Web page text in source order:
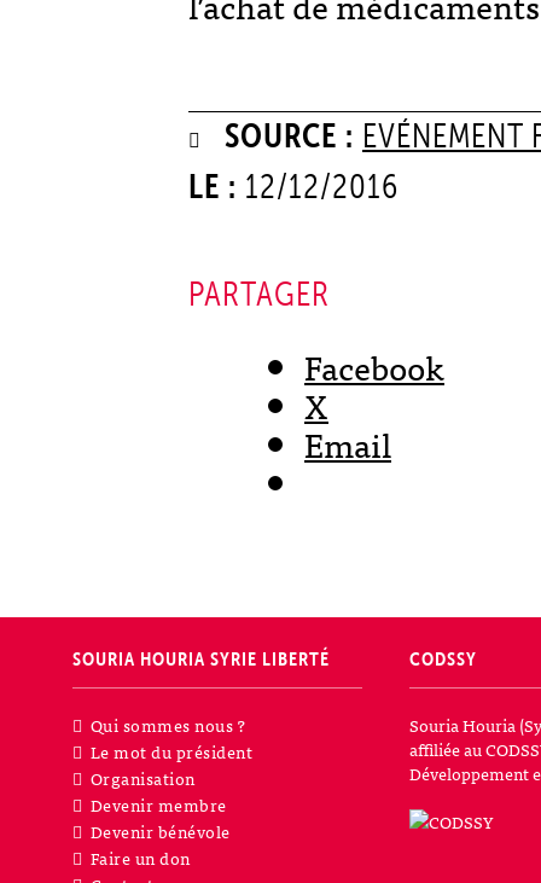
SOURCE : EVÉNEMENT
LE : 12/12/2016
PARTAGER
Facebook
X
Email
SOURIA HOURIA SYRIE LIBERTÉ
Qui sommes nous ?
Le mot du président
Organisation
Devenir membre
Devenir bénévole
Faire un don
CODSSY
Souria Houria
affiliée au
Développement